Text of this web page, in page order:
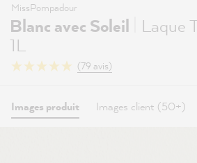
MissPompadour
Blanc avec Soleil
Laque
1L
(79 avis)
Images produit Images client (50+)